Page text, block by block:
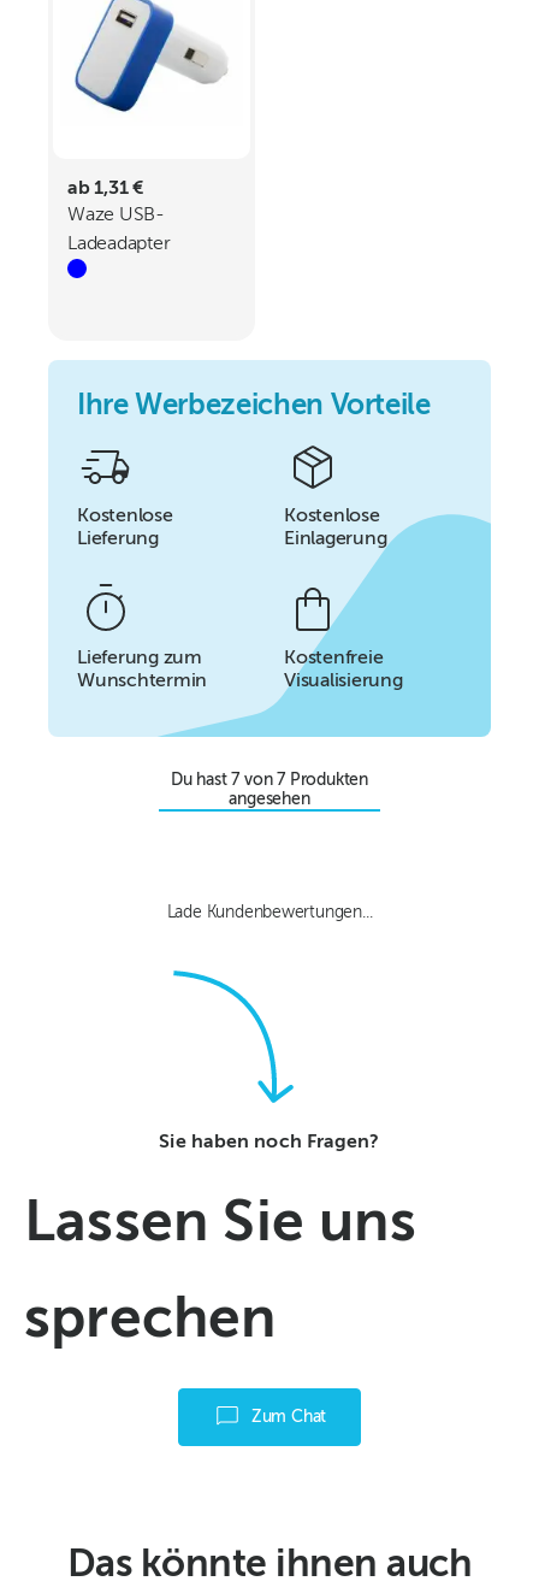
ab 1,31 €
Waze USB-
Ladeadapter
Ihre Werbezeichen Vorteile
Kostenlose
Lieferung
Kostenlose
Einlagerung
Lieferung zum
Wunschtermin
Kostenfreie
Visualisierung
Du hast 7 von 7 Produkten
angesehen
Lade Kundenbewertungen...
Sie haben noch Fragen?
Lassen Sie uns
sprechen
Zum Chat
Das könnte ihnen auch